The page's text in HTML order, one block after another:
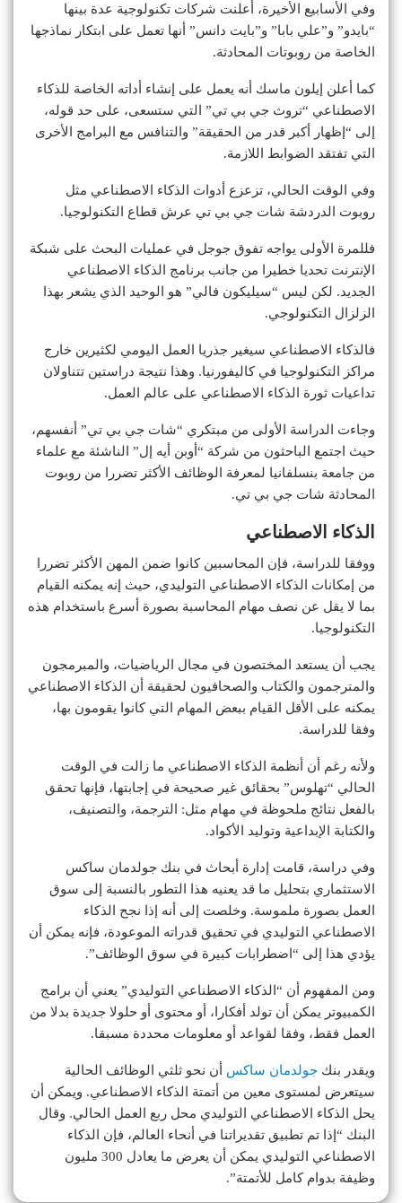
وفي الأسابيع الأخيرة، أعلنت شركات تكنولوجية عدة بينها
“بايدو” و”علي بابا” و”بايت دانس” أنها تعمل على ابتكار نماذجها
الخاصة من روبوتات المحادثة.
كما أعلن إيلون ماسك أنه يعمل على إنشاء أداته الخاصة للذكاء
الاصطناعي “تروث جي بي تي” التي ستسعى، على حد قوله،
إلى “إظهار أكبر قدر من الحقيقة” والتنافس مع البرامج الأخرى
التي تفتقد الضوابط اللازمة.
وفي الوقت الحالي، تزعزع أدوات الذكاء الاصطناعي مثل
روبوت الدردشة شات جي بي تي عرش قطاع التكنولوجيا.
فللمرة الأولى يواجه تفوق جوجل في عمليات البحث على شبكة
الإنترنت تحديا خطيرا من جانب برنامج الذكاء الاصطناعي
الجديد. لكن ليس “سيليكون فالي” هو الوحيد الذي يشعر بهذا
الزلزال التكنولوجي.
فالذكاء الاصطناعي سيغير جذريا العمل اليومي لكثيرين خارج
مراكز التكنولوجيا في كاليفورنيا. وهذا نتيجة دراستين تتناولان
تداعيات ثورة الذكاء الاصطناعي على عالم العمل.
وجاءت الدراسة الأولى من مبتكري “شات جي بي تي” أنفسهم،
حيث اجتمع الباحثون من شركة “أوبن أيه إل” الناشئة مع علماء
من جامعة بنسلفانيا لمعرفة الوظائف الأكثر تضررا من روبوت
المحادثة شات جي بي تي.
الذكاء الاصطناعي
ووفقا للدراسة، فإن المحاسبين كانوا ضمن المهن الأكثر تضررا
من إمكانات الذكاء الاصطناعي التوليدي، حيث إنه يمكنه القيام
بما لا يقل عن نصف مهام المحاسبة بصورة أسرع باستخدام هذه
التكنولوجيا.
يجب أن يستعد المختصون في مجال الرياضيات، والمبرمجون
والمترجمون والكتاب والصحافيون لحقيقة أن الذكاء الاصطناعي
يمكنه على الأقل القيام ببعض المهام التي كانوا يقومون بها،
وفقا للدراسة.
ولأنه رغم أن أنظمة الذكاء الاصطناعي ما زالت في الوقت
الحالي “تهلوس” بحقائق غير صحيحة في إجابتها، فإنها تحقق
بالفعل نتائج ملحوظة في مهام مثل: الترجمة، والتصنيف،
والكتابة الإبداعية وتوليد الأكواد.
وفي دراسة، قامت إدارة أبحاث في بنك جولدمان ساكس
الاستثماري بتحليل ما قد يعنيه هذا التطور بالنسبة إلى سوق
العمل بصورة ملموسة. وخلصت إلى أنه إذا نجح الذكاء
الاصطناعي التوليدي في تحقيق قدراته الموعودة، فإنه يمكن أن
يؤدي هذا إلى “اضطرابات كبيرة في سوق الوظائف”.
ومن المفهوم أن “الذكاء الاصطناعي التوليدي” يعني أن برامج
الكمبيوتر يمكن أن تولد أفكارا، أو محتوى أو حلولا جديدة بدلا من
العمل فقط، وفقا لقواعد أو معلومات محددة مسبقا.
ويقدر بنك جولدمان ساكس أن نحو ثلثي الوظائف الحالية
سيتعرض لمستوى معين من أتمتة الذكاء الاصطناعي. ويمكن أن
يحل الذكاء الاصطناعي التوليدي محل ربع العمل الحالي. وقال
البنك “إذا تم تطبيق تقديراتنا في أنحاء العالم، فإن الذكاء
الاصطناعي التوليدي يمكن أن يعرض ما يعادل 300 مليون
وظيفة بدوام كامل للأتمتة”.